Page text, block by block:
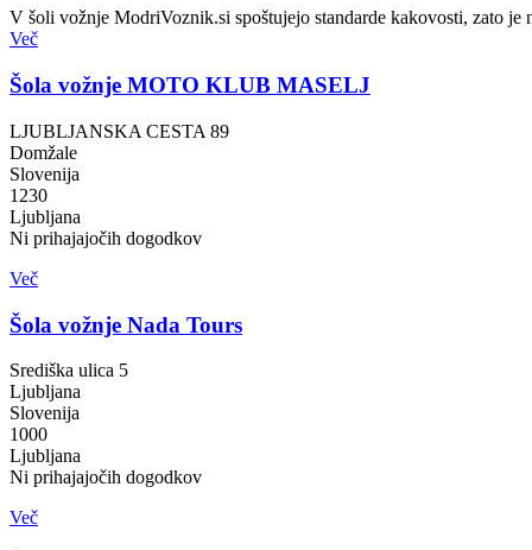
V šoli vožnje ModriVoznik.si spoštujejo standarde kakovosti, zato
Več
Šola vožnje MOTO KLUB MASELJ
LJUBLJANSKA CESTA 89
Domžale
Slovenija
1230
Ljubljana
Ni prihajajočih dogodkov
Več
Šola vožnje Nada Tours
Središka ulica 5
Ljubljana
Slovenija
1000
Ljubljana
Ni prihajajočih dogodkov
Več